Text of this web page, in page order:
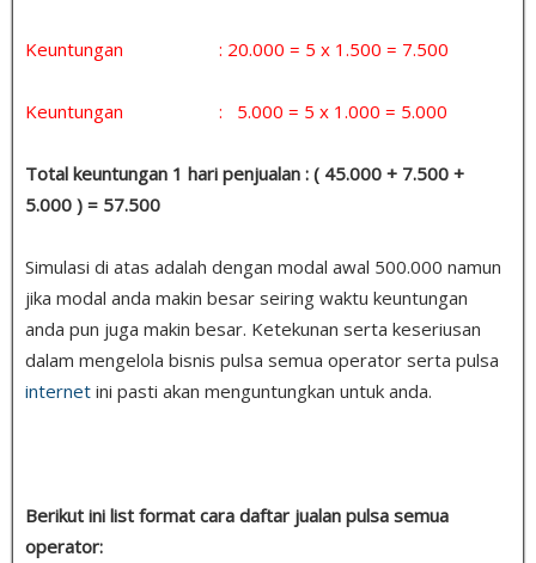
Keuntungan : 20.000 = 5 x 1.500 = 7.500
Keuntungan : 5.000 = 5 x 1.000 = 5.000
Total keuntungan 1 hari penjualan : ( 45.000 + 7.500 +
5.000 ) = 57.500
Simulasi di atas adalah dengan modal awal 500.000 namun
jika modal anda makin besar seiring waktu keuntungan
anda pun juga makin besar. Ketekunan serta keseriusan
dalam mengelola bisnis pulsa semua operator serta pulsa
internet ini pasti akan menguntungkan untuk anda.
Berikut ini list format cara daftar jualan pulsa semua
operator: